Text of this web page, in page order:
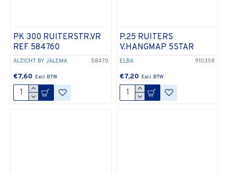
ALZICHT BY JALEMA 58470
PK 300 RUITERSTR.VR
REF 584760
€7,60
ELBA 910358
P.25 RUITERS
V.HANGMAP 5STAR
€7,20